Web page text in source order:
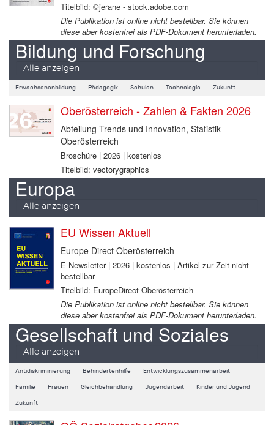
Titelbild: ©jerane - stock.adobe.com
Die Publikation ist online nicht bestellbar. Sie können
diese aber kostenfrei als PDF-Dokument herunterladen.
Bildung und Forschung
Alle anzeigen
Erwachsenenbildung Pädagogik Schulen Technologie Zukunft
Oberösterreich - Zahlen & Fakten 2026
Abteilung Trends und Innovation, Statistik
Oberösterreich
Broschüre | 2026 | kostenlos
Titelbild: vectorygraphics
Europa
Alle anzeigen
EU Wissen Aktuell
Europe Direct Oberösterreich
E-Newsletter | 2026 | kostenlos | Artikel zur Zeit nicht
bestellbar
Titelbild: EuropeDirect Oberösterreich
Die Publikation ist online nicht bestellbar. Sie können
diese aber kostenfrei als PDF-Dokument herunterladen.
Gesellschaft und Soziales
Alle anzeigen
Antidiskriminierung Behindertenhilfe Entwicklungszusammenarbeit
Familie Frauen Gleichbehandlung Jugendarbeit Kinder und Jugend
Zukunft